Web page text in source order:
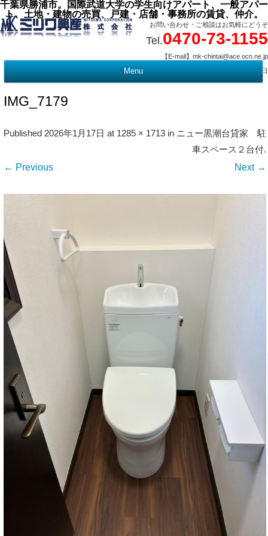
千葉県勝浦市。国際武道大学の学生向けアパート、一般アパー
ト、土地・建物の売買、戸建・店舗・事務所の賃貸、仲介。
お問い合わせ・ご相談はお気軽にどうぞ
Tel.0470-73-1155
【E-mail】mk-chintai@ace.ocn.ne.jp
【営業時間】09:00 ～ 17:15 【定 休 日】水曜・祭日
Menu
IMG_7179
Published2026年1月17日 at 1285 × 1713 in ニュー黒潮台貸家 駐
車スペース２台付.
← Previous Next →